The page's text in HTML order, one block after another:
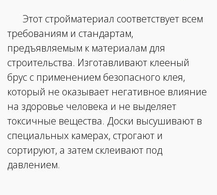
Этот стройматериал соответствует всем
требованиям и стандартам,
предъявляемым к материалам для
строительства. Изготавливают клееный
брус с применением безопасного клея,
который не оказывает негативное влияние
на здоровье человека и не выделяет
токсичные вещества. Доски высушивают в
специальных камерах, строгают и
сортируют, а затем склеивают под
давлением.